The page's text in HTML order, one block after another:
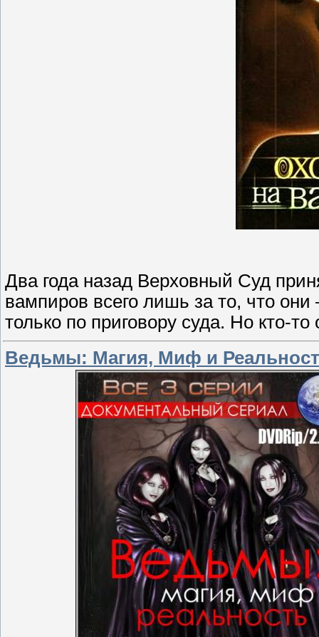
Два года назад Верховный Суд
вампиров всего лишь за то, что
только по приговору суда. Но кто-
Ведьмы: Магия, Миф и